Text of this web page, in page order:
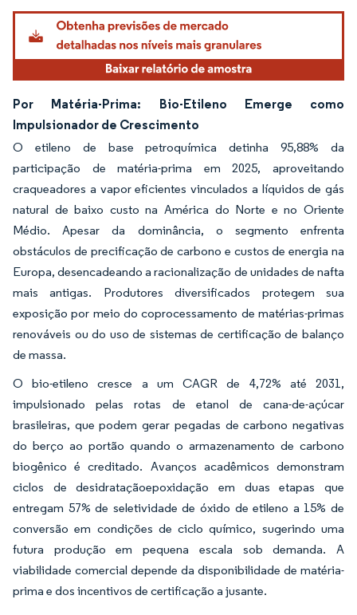
Por Matéria-Prima: Bio-Etileno Emerge como
Impulsionador de Crescimento
O etileno de base petroquímica detinha 95,88% da
participação de matéria-prima em 2025, aproveitando
craqueadores a vapor eficientes vinculados a líquidos de gás
natural de baixo custo na América do Norte e no Oriente
Médio. Apesar da dominância, o segmento enfrenta
obstáculos de precificação de carbono e custos de energia na
Europa, desencadeando a racionalização de unidades de nafta
mais antigas. Produtores diversificados protegem sua
exposição por meio do coprocessamento de matérias-primas
renováveis ou do uso de sistemas de certificação de balanço
de massa.
O bio-etileno cresce a um CAGR de 4,72% até 2031,
impulsionado pelas rotas de etanol de cana-de-açúcar
brasileiras, que podem gerar pegadas de carbono negativas
do berço ao portão quando o armazenamento de carbono
biogênico é creditado. Avanços acadêmicos demonstram
ciclos de desidrataçãoepoxidação em duas etapas que
entregam 57% de seletividade de óxido de etileno a 15% de
conversão em condições de ciclo químico, sugerindo uma
futura produção em pequena escala sob demanda. A
viabilidade comercial depende da disponibilidade de matéria-
prima e dos incentivos de certificação a jusante.